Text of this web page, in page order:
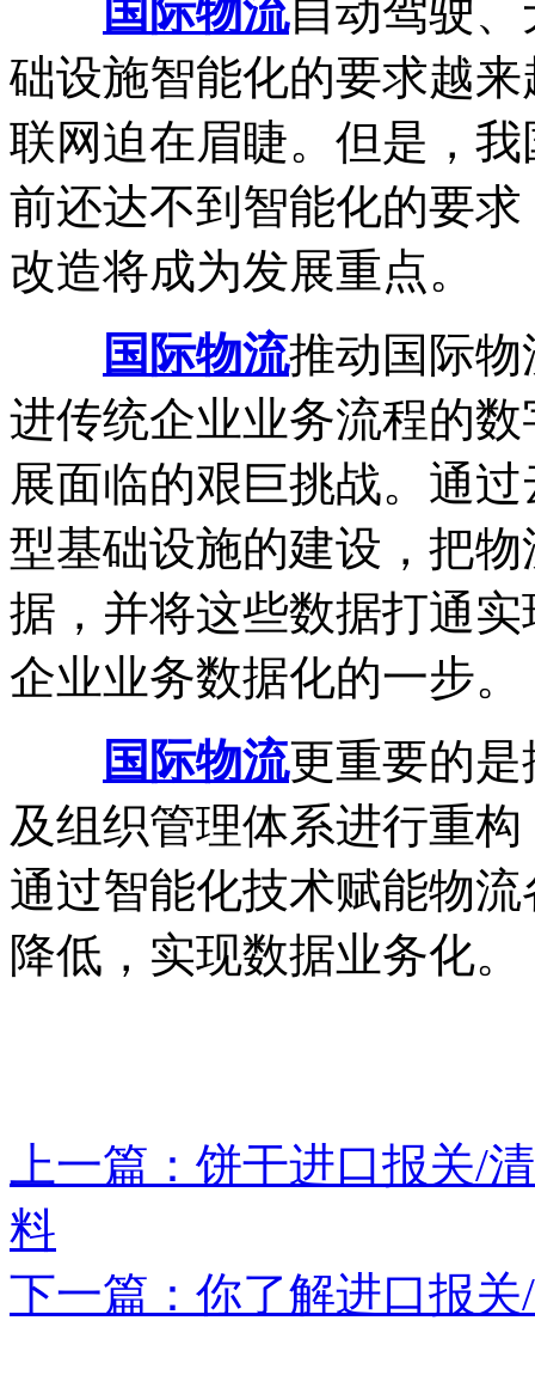
国际物流自动驾驶
础设施智能化的要求越
联网迫在眉睫。但是，
前还达不到智能化的要
改造将成为发展重点。
国际物流推动国际
进传统企业业务流程的
展面临的艰巨挑战。通
型基础设施的建设，把
据，并将这些数据打通
企业业务数据化的一步。
国际物流更重要的
及组织管理体系进行重
通过智能化技术赋能物
降低，实现数据业务化。
上一篇：饼干进口报关/
料
下一篇：你了解进口报